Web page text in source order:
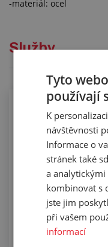
-materiál: ocel
Služby
Osazování
Tyto
používají
K
návštěvnosti
Informace o
stránek také
a
kombinovat s
jste jim
při vašem
informací